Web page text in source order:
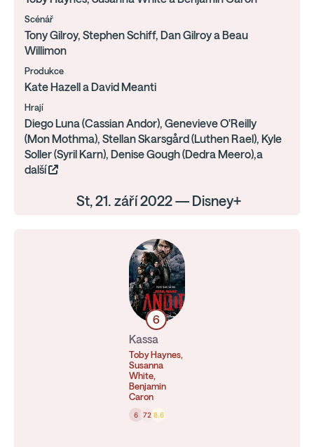
Scénář
Tony Gilroy, Stephen Schiff, Dan Gilroy a Beau
Willimon
Produkce
Kate Hazell a David Meanti
Hrají
Diego Luna (Cassian Andor), Genevieve O'Reilly
(Mon Mothma), Stellan Skarsgård (Luthen Rael), Kyle
Soller (Syril Karn), Denise Gough (Dedra Meero),a
další
St, 21. září 2022 — Disney+
6
Kassa
Toby Haynes,
Susanna
White,
Benjamin
Caron
6 72 8.6